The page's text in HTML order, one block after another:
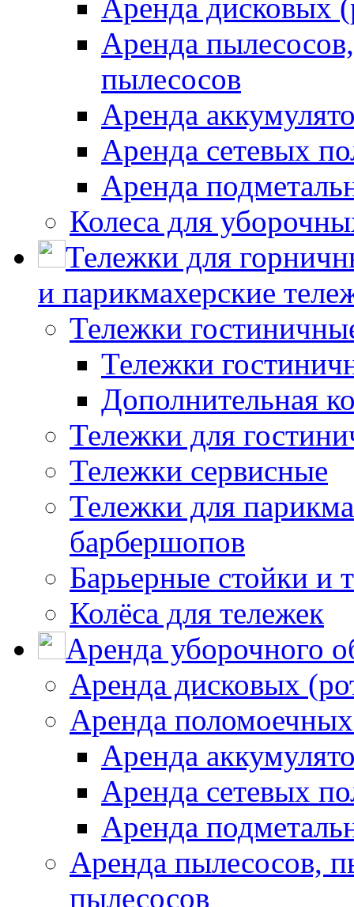
Аренда дисковых
Аренда
пылесосов
Аренда
Аренда сетевых
Аренда
Колеса для
Тележки для
и парикмахерские
Тележки
Тележки
Дополнительная
Тележки для
Тележки сервисные
Тележки для
барбершопов
Барьерные стойки и
Колёса для тележек
Аренда уборочного
Аренда дисковых
Аренда
Аренда
Аренда сетевых
Аренда
Аренда пылесосов,
пылесосов